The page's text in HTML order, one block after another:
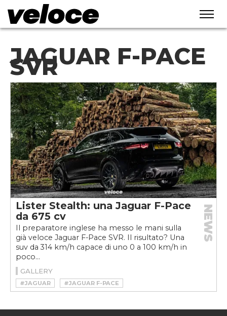
JAGUAR F-PACE
SVR
Lister Stealth: una Jaguar F-Pace
da 675 cv
Il preparatore inglese ha messo le mani sulla
già veloce Jaguar F-Pace SVR. Il risultato? Una
suv da 314 km/h capace di uno 0 a 100 km/h in
poco...
NEWS
GALLERY
#JAGUAR
#JAGUAR F-PACE
#JAGUAR F-PACE SVR
#JAGUAR SVR